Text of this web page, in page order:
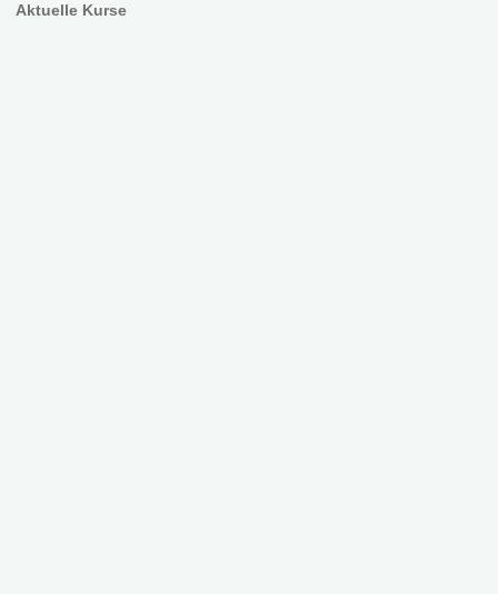
Aktuelle Kurse